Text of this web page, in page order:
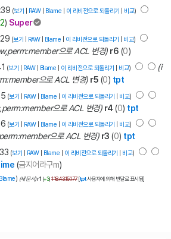
(보기 RAW| Blame 이 리비전으로 되돌리기 비교)
) Super
(보기 RAW| Blame 이 리비전으로 되돌리기 비교)
으로 ACL 변경) r6 (0)
(보기 RAW| Blame 이 리비전으로 되돌리기 비교)
(i
으로 ACL 변경) r5 (0) tpt
(보기 RAW| Blame 이 리비전으로 되돌리기 비교)
으로 ACL 변경) r4 (0) tpt
(보기 RAW| Blame 이 리비전으로 되돌리기 비교)
으로 ACL 변경) r3 (0) tpt
(보기 RAW| Blame 이 리비전으로 되돌리기 비교)
(금지어라구m)
Blame) (새 문서)r1 (+3)118.43.15.177[tpt사용자에 의해 반달로 표시됨]